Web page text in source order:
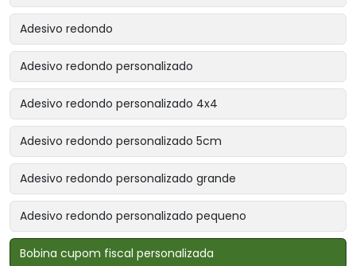
Adesivo redondo
Adesivo redondo personalizado
Adesivo redondo personalizado 4x4
Adesivo redondo personalizado 5cm
Adesivo redondo personalizado grande
Adesivo redondo personalizado pequeno
Bobina cupom fiscal personalizada